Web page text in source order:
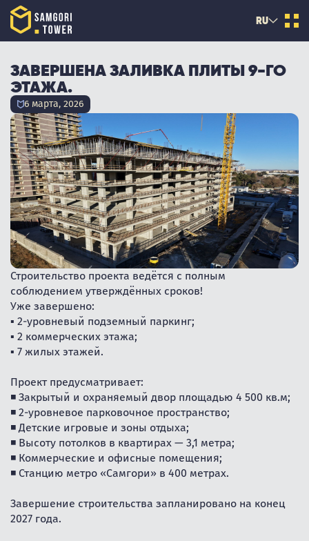
RU
ЗАВЕРШЕНА ЗАЛИВКА ПЛИТЫ 9-ГО
ЭТАЖА.
6 марта, 2026
Строительство проекта ведётся с полным
соблюдением утверждённых сроков!
Уже завершено:
▪️ 2-уровневый подземный паркинг;
▪️ 2 коммерческих этажа;
▪️ 7 жилых этажей.
Проект предусматривает:
◾ Закрытый и охраняемый двор площадью 4 500 кв.м;
◾ 2-уровневое парковочное пространство;
◾ Детские игровые и зоны отдыха;
◾ Высоту потолков в квартирах — 3,1 метра;
◾ Коммерческие и офисные помещения;
◾ Станцию метро «Самгори» в 400 метрах.
Завершение строительства запланировано на конец
2027 года.